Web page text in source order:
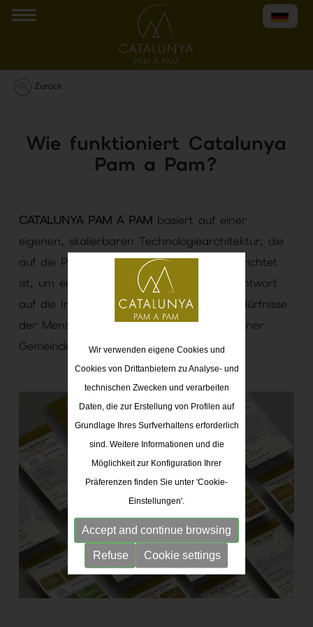
Wir verwenden eigene Cookies und
Cookies von Drittanbietern zu Analyse- und
technischen Zwecken und verarbeiten
Daten, die zur Erstellung von Profilen auf
Grundlage Ihres Surfverhaltens erforderlich
sind. Weitere Informationen und die
Möglichkeit zur Konfiguration Ihrer
Präferenzen finden Sie unter 'Cookie-
Einstellungen'.
Accept and continue browsing
Refuse Cookie settings
Zurück
Wie funktioniert Catalunya
Pam a Pam?
CATALUNYA PAM A PAMbasiert auf einer
eigenen, skalierbaren Technologiearchitektur, die
auf die Produktion digitaler Inhalte ausgerichtet
ist, um eine nützlichere und effizientere Antwort
auf die Informations- und Vernetzungsbedürfnisse
der Menschen mit den Dienstleistungen einer
Gemeinde zu geben.